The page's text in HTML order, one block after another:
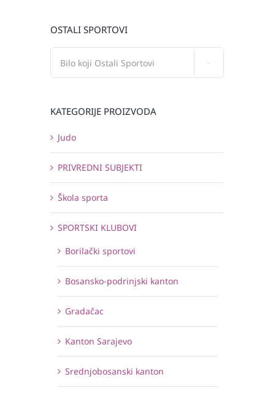
OSTALI SPORTOVI
KATEGORIJE PROIZVODA
Judo
PRIVREDNI SUBJEKTI
Škola sporta
SPORTSKI KLUBOVI
Borilački sportovi
Bosansko-podrinjski kanton
Gradačac
Kanton Sarajevo
Srednjobosanski kanton